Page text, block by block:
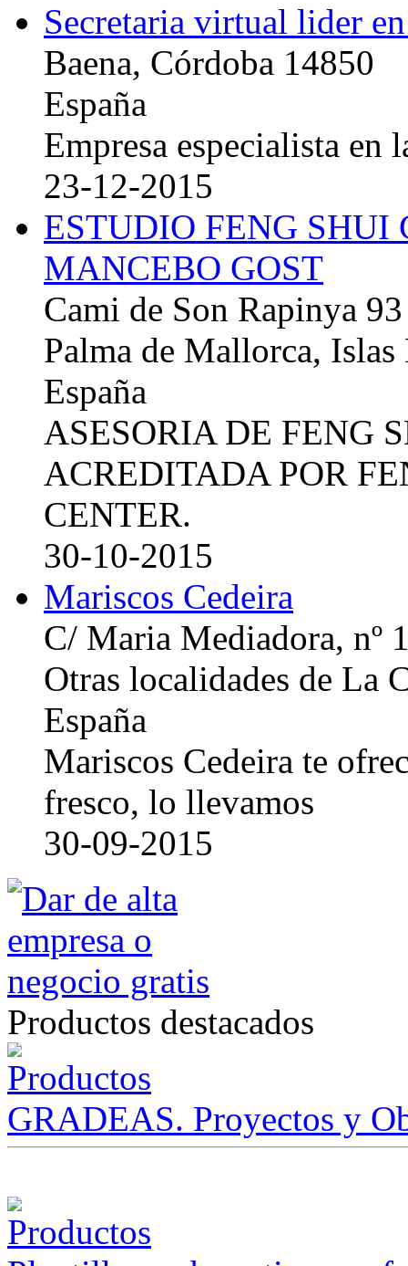
Secretaria virtual lider
Baena, Córdoba 14850
España
Empresa especialista en
23-12-2015
ESTUDIO FENG
MANCEBO GOST
Cami de Son Rapinya 93
Palma de Mallorca, Islas
España
ASESORIA DE FENG
ACREDITADA POR
CENTER.
30-10-2015
Mariscos Cedeira
C/ Maria Mediadora, nº
Otras localidades de La
España
Mariscos Cedeira te
fresco, lo llevamos
30-09-2015
Productos destacados
GRADEAS. Proyectos y